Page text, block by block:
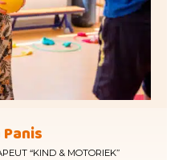
“KIND & MOTORIEK”